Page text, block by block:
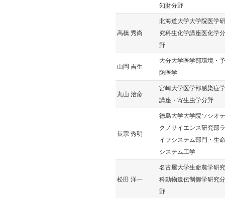
知財分野
高橋 秀尚
北海道大学大学院医学研
究科生化学講座医化学分
野
山岡 吉生
大分大学医学部環境・予
防医学
丸山 治彦
宮崎大学医学部感染症学
講座・寄生虫学分野
長宗 秀明
徳島大学大学院ソシオテ
クノサイエンス研究部ラ
イフシステム部門・生命
システム工学
松田 洋一
名古屋大学生命農学研究
科動物遺伝制御学研究分
野